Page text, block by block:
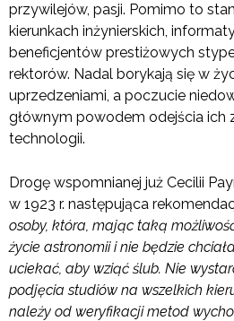
przywilejów, pasji. Pomimo to
kierunkach inżynierskich,
beneficjentów prestiżowych
rektorów. Nadal borykają się w
uprzedzeniami, a poczucie
głównym powodem odejścia ich
technologii.
Drogę wspomnianej już Cecilii
w 1923 r. następująca
osoby, która, mając taką
życie astronomii i nie będzie
uciekać, aby wziąć ślub. Nie
podjęcia studiów na wszelkich
należy od weryfikacji metod